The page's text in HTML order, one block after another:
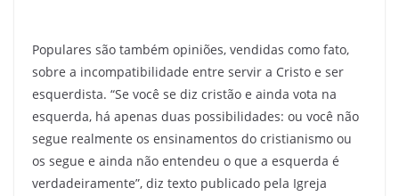
Populares são também opiniões, vendidas como fato,
sobre a incompatibilidade entre servir a Cristo e ser
esquerdista. “Se você se diz cristão e ainda vota na
esquerda, há apenas duas possibilidades: ou você não
segue realmente os ensinamentos do cristianismo ou
os segue e ainda não entendeu o que a esquerda é
verdadeiramente”, diz texto publicado pela Igreja